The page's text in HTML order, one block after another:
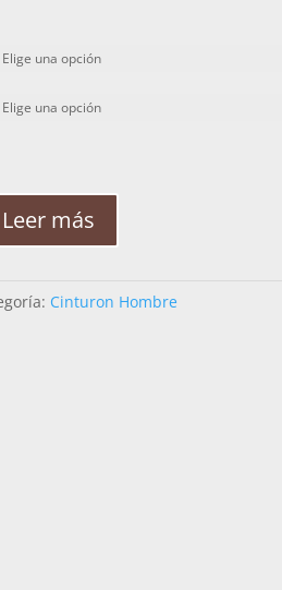
Leer más
Cinturon Hombre